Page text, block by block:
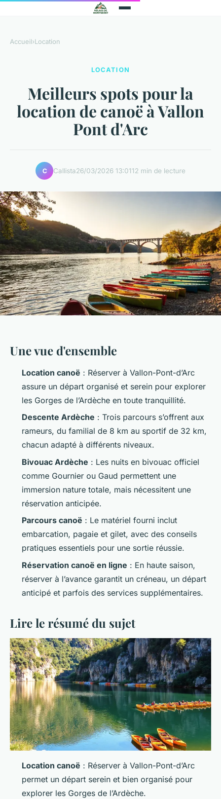
Accueil›Location
LOCATION
Meilleurs spots pour la
location de canoë à Vallon
Pont d'Arc
C Callista26/03/2026 13:0112 min de lecture
Une vue d'ensemble
Location canoë : Réserver à Vallon-Pont-d’Arc
assure un départ organisé et serein pour explorer
les Gorges de l’Ardèche en toute tranquillité.
Descente Ardèche : Trois parcours s’offrent aux
rameurs, du familial de 8 km au sportif de 32 km,
chacun adapté à différents niveaux.
Bivouac Ardèche : Les nuits en bivouac officiel
comme Gournier ou Gaud permettent une
immersion nature totale, mais nécessitent une
réservation anticipée.
Parcours canoë : Le matériel fourni inclut
embarcation, pagaie et gilet, avec des conseils
pratiques essentiels pour une sortie réussie.
Réservation canoë en ligne : En haute saison,
réserver à l’avance garantit un créneau, un départ
anticipé et parfois des services supplémentaires.
Lire le résumé du sujet
Location canoë : Réserver à Vallon-Pont-d’Arc
permet un départ serein et bien organisé pour
explorer les Gorges de l’Ardèche.